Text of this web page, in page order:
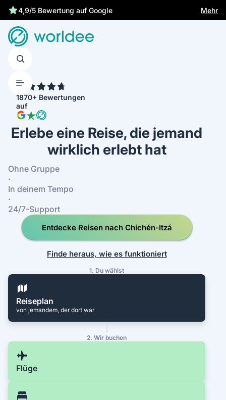
4,9/5 Bewertung auf Google
Mehr
1870+ Bewertungen
auf
Erlebe eine Reise, die jemand
wirklich erlebt hat
Ohne Gruppe
·
In deinem Tempo
·
24/7-Support
Entdecke Reisen nach Chichén-Itzá
Finde heraus, wie es funktioniert
1. Du wählst
Reiseplan
von jemandem, der dort war
2. Wir buchen
Flüge